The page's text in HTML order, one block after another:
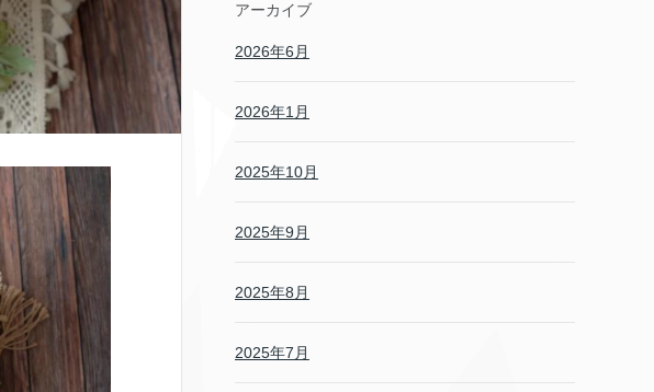
アーカイブ
2026年6月
2026年1月
2025年10月
2025年9月
2025年8月
2025年7月